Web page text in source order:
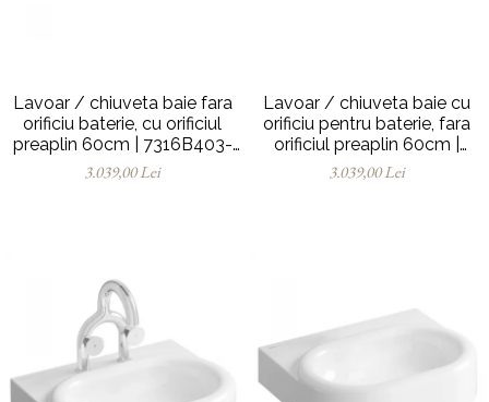
Lavoar / chiuveta baie fara
orificiu baterie, cu orificiul
preaplin 60cm | 7316B403-
0012
3.039,00 Lei
Lavoar / chiuveta baie cu
orificiu pentru baterie, fara
orificiul preaplin 60cm |
7316B403-0041
3.039,00 Lei